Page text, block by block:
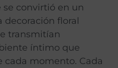
convirtió en un
decoración floral
transmitían
íntimo que
cada momento. Cada